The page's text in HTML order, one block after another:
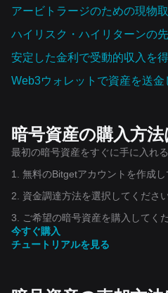
アービトラージのための現物取
ハイリスク・ハイリターンの先
安定した金利で受動的収入を
Web3ウォレットで資産を‌送金
暗号資産の購入方法
最初の暗号資産をすぐに手に入れ
1. 無料のBitgetアカウントを作成し
2. 資金調達方法を選択してください
3. ご希望の暗号資産を購入してくだ
今すぐ購入
チュートリアルを見る